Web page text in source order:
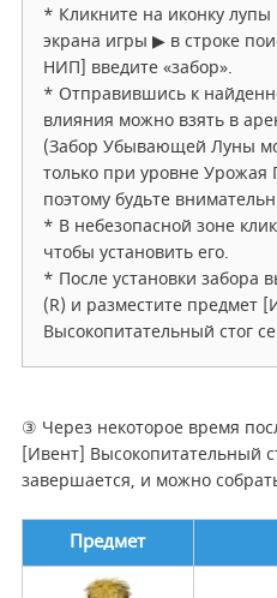
* Кликните на иконку
экрана игры ▶ в строке
НИП] введите «забор».
* Отправившись к
влияния можно взять в
(Забор Убывающей Луны
только при уровне
поэтому будьте
* В небезопасной зоне
чтобы установить его.
* После установки забора
(R) и разместите предмет
Высокопитательный стог
③ Через некоторое время
[Ивент] Высокопитательный
завершается, и можно
Предмет